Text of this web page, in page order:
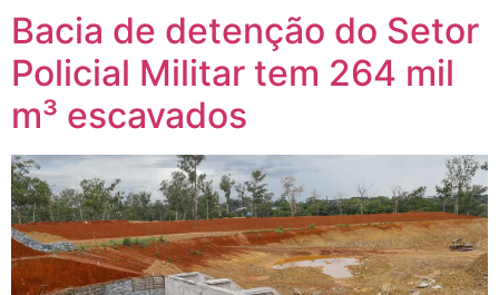
Bacia de detenção do Setor
Policial Militar tem 264 mil
m³ escavados